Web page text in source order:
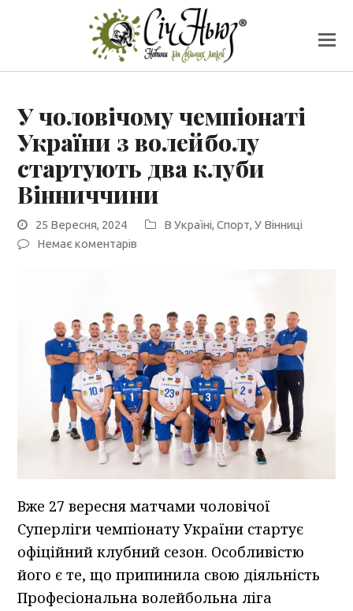
У чоловічому чемпіонаті
України з волейболу
стартують два клуби
Вінниччини
25 Вересня, 2024 В Україні,Спорт,У Вінниці
Немає коментарів
Вже 27 вересня матчами чоловічої
Суперліги чемпіонату України стартує
офіційний клубний сезон. Особливістю
його є те, що припинила свою діяльність
Професіональна волейбольна ліга